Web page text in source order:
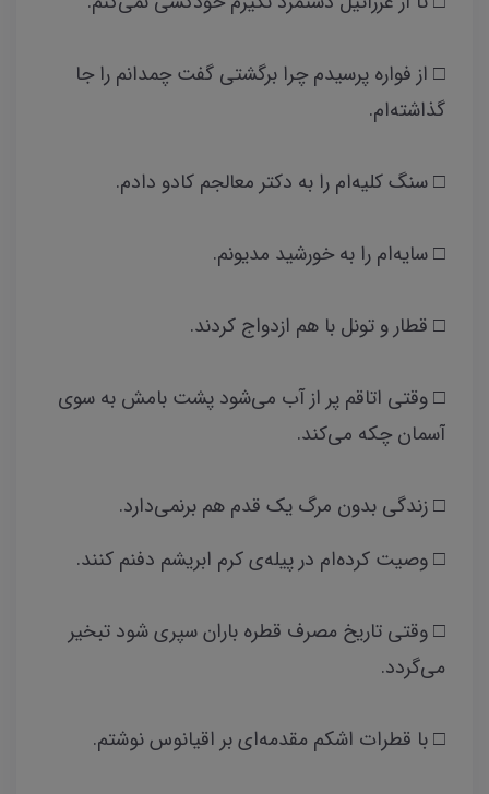
□ از فواره پرسیدم چرا برگشتی گفت چمدانم را جا
گذاشته‌ام.
□ سنگ کلیه‌ام را به دکتر معالجم کادو دادم.
□ سایه‌ام را به خورشید مدیونم.
□ قطار و تونل با هم ازدواج کردند.
□ وقتی اتاقم پر از آب می‌شود پشت بامش به سوی
آسمان چکه می‌کند.
□ زندگی بدون مرگ یک قدم هم برنمی‌دارد.
□ وصیت کرده‌ام در پیله‌ی کرم ابریشم دفنم کنند.
□ وقتی تاریخ مصرف قطره باران سپری شود تبخیر
می‌گردد.
□ با قطرات اشکم مقدمه‌ای بر اقیانوس نوشتم.